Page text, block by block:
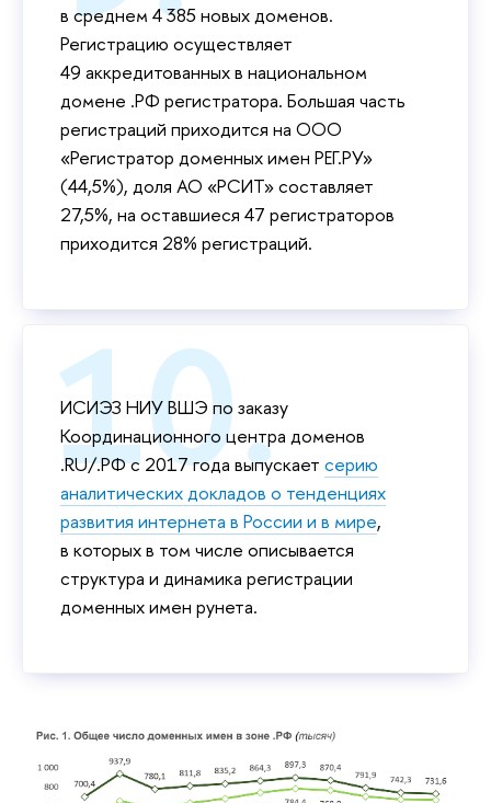
в среднем 4 385 новых доменов.
Регистрацию осуществляет
49 аккредитованных в национальном
домене .РФ регистратора. Большая часть
регистраций приходится на ООО
«Регистратор доменных имен РЕГ.РУ»
(44,5%), доля АО «РСИТ» составляет
27,5%, на оставшиеся 47 регистраторов
приходится 28% регистраций.
ИСИЭЗ НИУ ВШЭ по заказу
Координационного центра доменов
.RU/.РФ с 2017 года выпускает серию
аналитических докладов о тенденциях
развития интернета в России и в мире,
в которых в том числе описывается
структура и динамика регистрации
доменных имен рунета.